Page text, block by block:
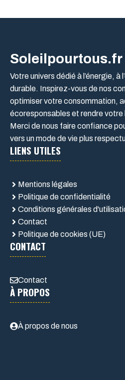
Soleilpourtous.fr
Votre univers dédié à l’énergie, à
durable. Inspirez-vous de nos
optimiser votre consommation,
écoresponsables et rendre votre
Merci de nous faire confiance
vers un mode de vie plus
LIENS UTILES
Mentions légales
Politique de confidentialité
Conditions générales
Contact
Politique de cookies (UE)
CONTACT
Contact
À PROPOS
À propos de nous